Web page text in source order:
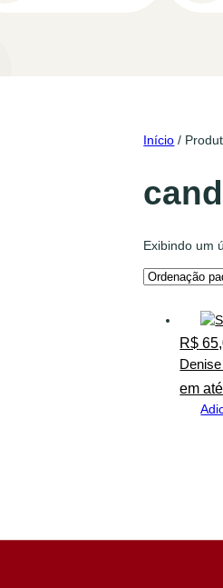
Início /
Exibindo um
R$
em